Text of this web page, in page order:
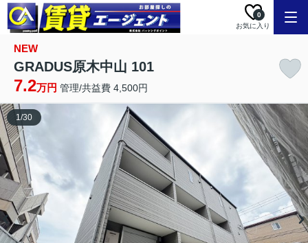
お気に入り
0
NEW
GRADUS原木中山 101
7.2万円 管理/共益費 4,500円
1/30